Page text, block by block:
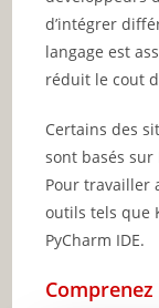
d’intégrer
langage est
réduit le cout
Certains des
sont basés sur
Pour travailler
outils tels que
PyCharm IDE.